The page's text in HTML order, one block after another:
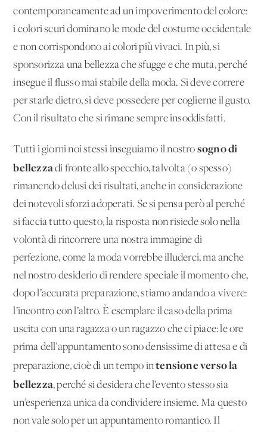
contemporaneamente ad un impoverimento del colore:
i colori scuri dominano le mode del costume occidentale
e non corrispondono ai colori più vivaci. In più, si
sponsorizza una bellezza che sfugge e che muta, perché
insegue il flusso mai stabile della moda. Si deve correre
per starle dietro, si deve possedere per coglierne il gusto.
Con il risultato che si rimane sempre insoddisfatti.
Tutti i giorni noi stessi inseguiamo il nostro sogno di
bellezzadi fronte allo specchio, talvolta (o spesso)
rimanendo delusi dei risultati, anche in considerazione
dei notevoli sforzi adoperati. Se si pensa però al perché
si faccia tutto questo, la risposta non risiede solo nella
volontà di rincorrere una nostra immagine di
perfezione, come la moda vorrebbe illuderci, ma anche
nel nostro desiderio di rendere speciale il momento che,
dopo l’accurata preparazione, stiamo andando a vivere:
l’incontro con l’altro. È esemplare il caso della prima
uscita con una ragazza o un ragazzo che ci piace: le ore
prima dell’appuntamento sono densissime di attesa e di
preparazione, cioè di un tempo intensione verso la
bellezza, perché si desidera che l’evento stesso sia
un’esperienza unica da condividere insieme. Ma questo
non vale solo per un appuntamento romantico. Il